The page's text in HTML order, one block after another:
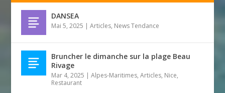
DANSEA
Mai 5, 2025 |Articles, News Tendance
Bruncher le dimanche sur la plage Beau
Rivage
Mar 4, 2025 |Alpes-Maritimes,Articles, Nice,
Restaurant